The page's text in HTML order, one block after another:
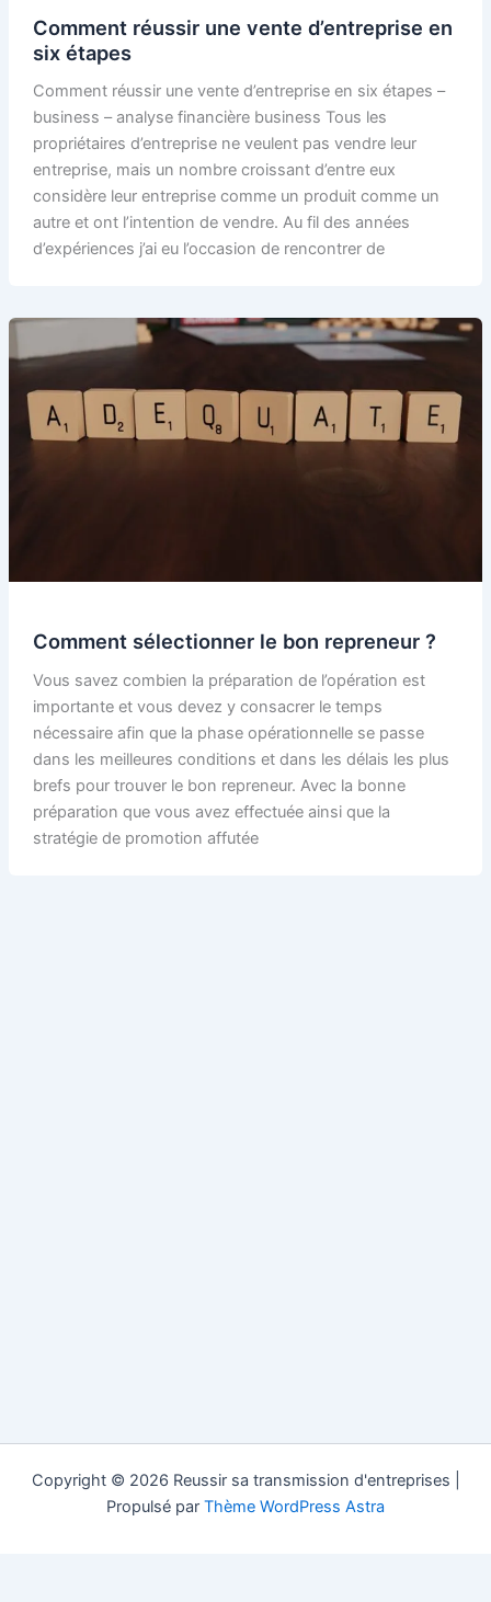
Comment réussir une vente d’entreprise en
six étapes
Comment réussir une vente d’entreprise en six étapes –
business – analyse financière business Tous les
propriétaires d’entreprise ne veulent pas vendre leur
entreprise, mais un nombre croissant d’entre eux
considère leur entreprise comme un produit comme un
autre et ont l’intention de vendre. Au fil des années
d’expériences j’ai eu l’occasion de rencontrer de
Comment sélectionner le bon repreneur ?
Vous savez combien la préparation de l’opération est
importante et vous devez y consacrer le temps
nécessaire afin que la phase opérationnelle se passe
dans les meilleures conditions et dans les délais les plus
brefs pour trouver le bon repreneur. Avec la bonne
préparation que vous avez effectuée ainsi que la
stratégie de promotion affutée
Copyright © 2026 Reussir sa transmission d'entreprises |
Propulsé par Thème WordPress Astra